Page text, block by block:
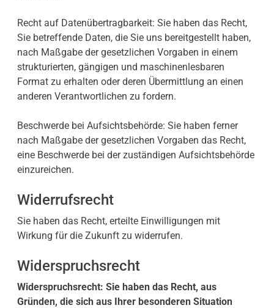
Recht auf Datenübertragbarkeit: Sie haben das Recht,
Sie betreffende Daten, die Sie uns bereitgestellt haben,
nach Maßgabe der gesetzlichen Vorgaben in einem
strukturierten, gängigen und maschinenlesbaren
Format zu erhalten oder deren Übermittlung an einen
anderen Verantwortlichen zu fordern.
Beschwerde bei Aufsichtsbehörde: Sie haben ferner
nach Maßgabe der gesetzlichen Vorgaben das Recht,
eine Beschwerde bei der zuständigen Aufsichtsbehörde
einzureichen.
Widerrufsrecht
Sie haben das Recht, erteilte Einwilligungen mit
Wirkung für die Zukunft zu widerrufen.
Widerspruchsrecht
Widerspruchsrecht: Sie haben das Recht, aus
Gründen, die sich aus Ihrer besonderen Situation